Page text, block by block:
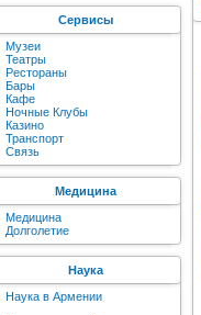
Сервисы
Музеи
Театры
Рестораны
Бары
Кафе
Ночные Клубы
Казино
Транспорт
Связь
Медицина
Медицина
Долголетие
Наука
Наука в Армении